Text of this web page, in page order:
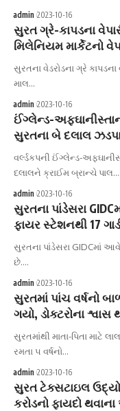
admin 2023-10-16
સુરત ગ્રે-કાપડના
મિલેનિયમ માર્કેટનો
સુરતના વેડરોડના ગ્રે કાપડના
માલ…
admin 2023-10-16
ઈંગ્લેન્ડ-
સુરતના બે દલાલ
વર્લ્ડકપની ઈંગ્લેન્ડ-
દલાલને ક્રાઈમ બ્રાન્ચે પાલ…
admin 2023-10-16
સુરતના પાંડેસરા
ફાયર સ્ટેશનથી 17
સુરતના પાંડેસરા GIDCમાં
છે.…
admin 2023-10-16
સુરતમાં પાંચ વર્ષનો
ગયો, ડોક્ટરોના
સુરતમાંથી માતા-પિતા માટે
રમતા ૫ વર્ષનો…
admin 2023-10-16
સુરત ટેક્સટાઇલ
કરોડનો ફાયદો